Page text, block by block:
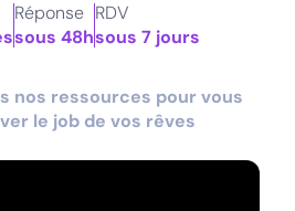
Réponse
sous 48h
RDV
sous 7 jours
nos ressources pour vous
le job de vos rêves